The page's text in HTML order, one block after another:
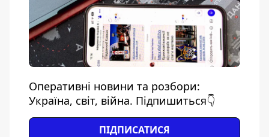
Оперативні новини та розбори:
Україна, світ, війна. Підпишиться👇
ПІДПИСАТИСЯ